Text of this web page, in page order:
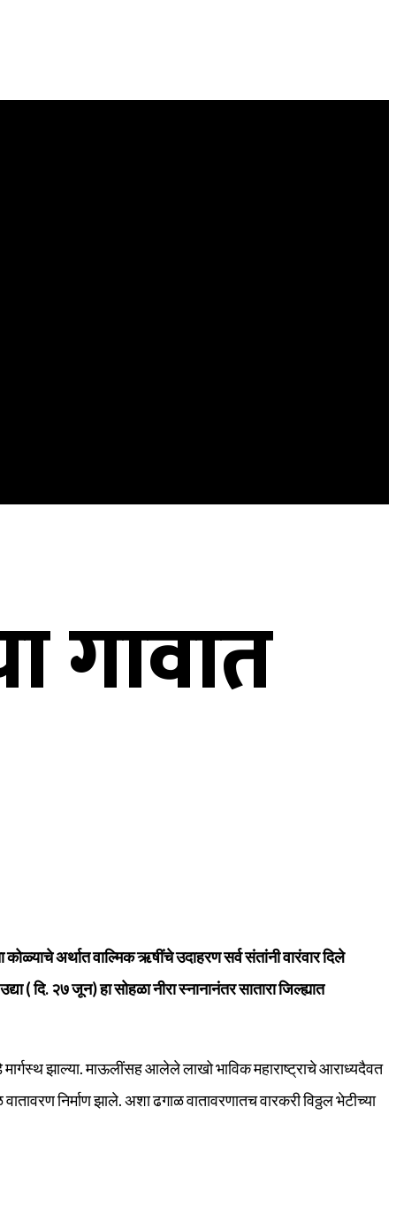
गावात
अर्थात वाल्मिक ऋषींचे उदाहरण सर्व संतांनी वारंवार दिले
( दि. २७ जून) हा सोहळा नीरा स्नानानंतर सातारा जिल्ह्यात
झाल्या. माऊलींसह आलेले लाखो भाविक महाराष्ट्राचे आराध्यदैवत
निर्माण झाले. अशा ढगाळ वातावरणातच वारकरी विठ्ठल भेटीच्या